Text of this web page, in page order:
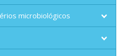
microbiológicos